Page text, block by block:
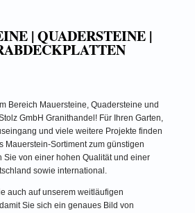
| QUADERSTEINE |
Bereich Mauersteine, Quadersteine und
GmbH Granithandel! Für Ihren Garten,
und viele weitere Projekte finden
Mauerstein-Sortiment zum günstigen
Sie von einer hohen Qualität und einer
sowie international.
auch auf unserem weitläufigen
Sie sich ein genaues Bild von